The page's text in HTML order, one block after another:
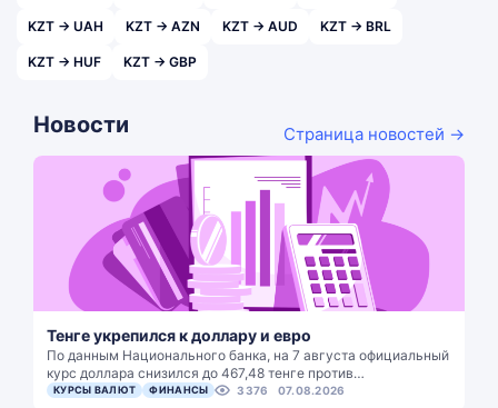
KZT → UAH KZT → AZN KZT → AUD KZT → BRL
KZT → HUF KZT → GBP
Новости Страница новостей →
Тенге укрепился к доллару и евро
По данным Национального банка, на 7 августа официальный
курс доллара снизился до 467,48 тенге против…
КУРСЫ ВАЛЮТ ФИНАНСЫ 3376 07.08.2026